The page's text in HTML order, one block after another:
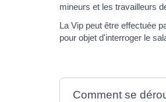
mineurs et les travailleurs
La Vip peut être effectuée
pour objet d'interroger le
Comment se